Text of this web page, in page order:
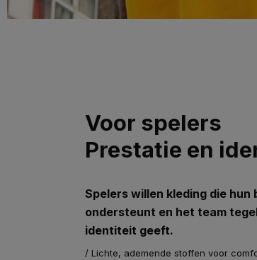
Voor spelers
Prestatie en
Spelers willen kleding die hun
ondersteunt en het team
identiteit geeft.
/ Lichte, ademende stoffen voor